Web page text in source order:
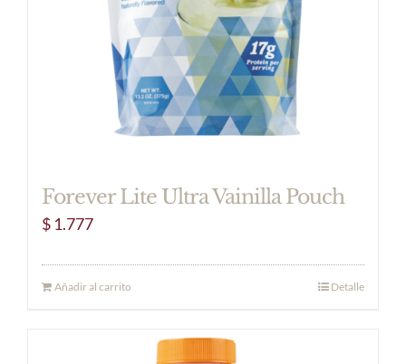
Forever Lite Ultra Vainilla Pouch
$ 1.777
Añadir al carrito Detalle